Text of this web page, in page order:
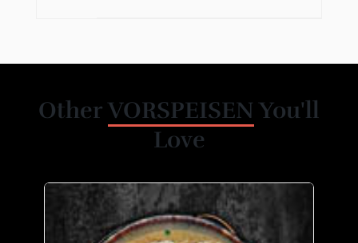
Other VORSPEISEN You'll
Love